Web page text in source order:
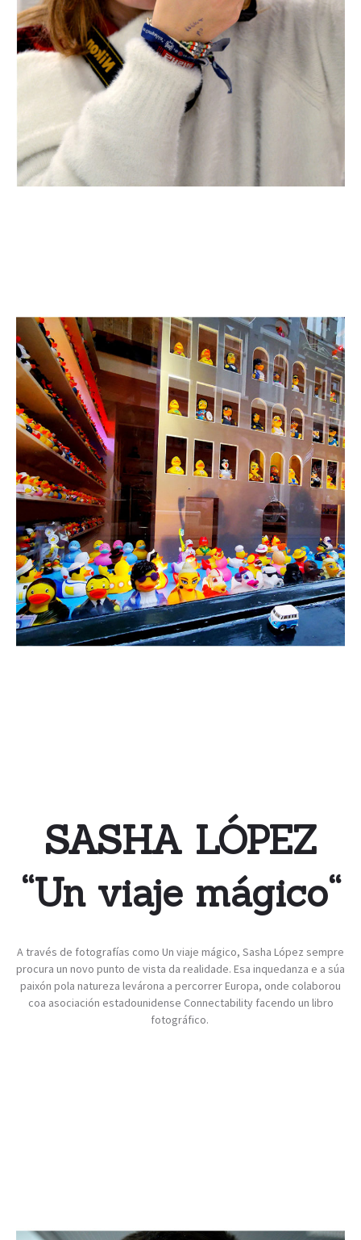
SASHA LÓPEZ
“Un viaje mágico“
A través de fotografías como Un viaje mágico, Sasha López sempre
procura un novo punto de vista da realidade. Esa inquedanza e a súa
paixón pola natureza levárona a percorrer Europa, onde colaborou
coa asociación estadounidense Connectability facendo un libro
fotográfico.